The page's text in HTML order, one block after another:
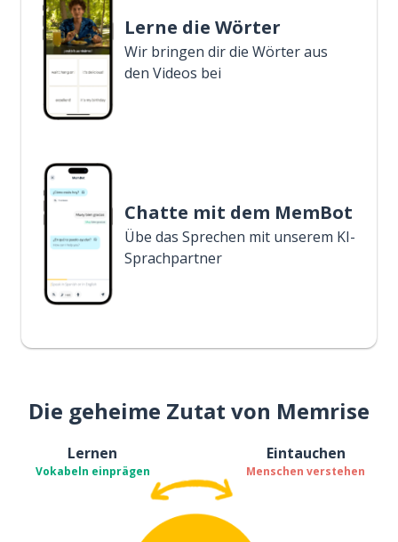
Lerne die Wörter
Wir bringen dir die Wörter aus
den Videos bei
Chatte mit dem MemBot
Übe das Sprechen mit unserem KI-
Sprachpartner
Die geheime Zutat von Memrise
Lernen
Vokabeln einprägen
Eintauchen
Menschen verstehen